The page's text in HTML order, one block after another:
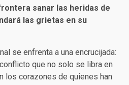
sanar las heridas de
las grietas en su
se enfrenta a una encrucijada:
que no solo se libra en
los corazones de quienes han